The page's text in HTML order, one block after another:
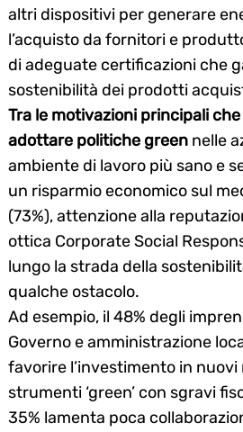
altri dispositivi per generare
l’acquisto da fornitori e
di adeguate certificazioni che
sostenibilità dei prodotti
Tra le motivazioni principali
adottare politiche green nelle
ambiente di lavoro più sano e
un risparmio economico sul
(73%), attenzione alla
ottica Corporate Social
lungo la strada della
qualche ostacolo.
Ad esempio, il 48% degli
Governo e amministrazione
favorire l’investimento in
strumenti ‘green’ con sgravi
35% lamenta poca